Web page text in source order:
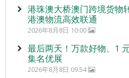
港珠澳大桥澳门跨境货物
港澳物流高效联通
2026年8月8日 10:00
最后两天！万款好物、1
集名优展
2026年8月8日 09:54